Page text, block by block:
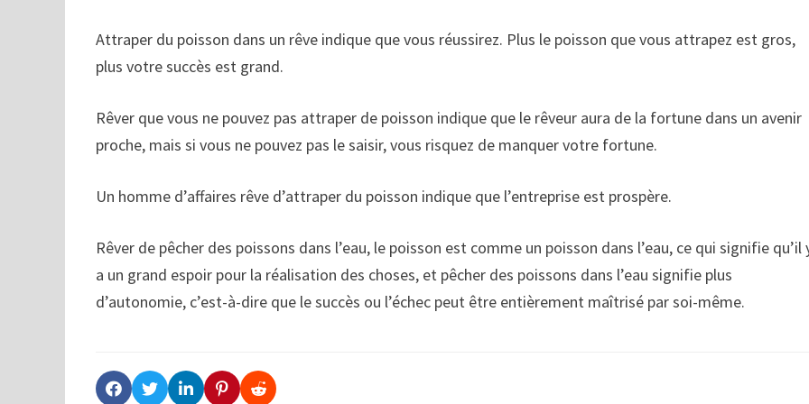
Attraper du poisson dans un rêve indique que vous réussirez. Plus le poisson que vous attrapez est gros,
plus votre succès est grand.
Rêver que vous ne pouvez pas attraper de poisson indique que le rêveur aura de la fortune dans un avenir
proche, mais si vous ne pouvez pas le saisir, vous risquez de manquer votre fortune.
Un homme d’affaires rêve d’attraper du poisson indique que l’entreprise est prospère.
Rêver de pêcher des poissons dans l’eau, le poisson est comme un poisson dans l’eau, ce qui signifie qu’il
a un grand espoir pour la réalisation des choses, et pêcher des poissons dans l’eau signifie plus
d’autonomie, c’est-à-dire que le succès ou l’échec peut être entièrement maîtrisé par soi-même.